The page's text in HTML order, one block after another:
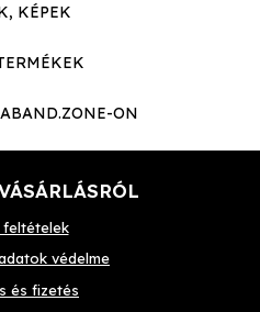
KÉPEK
ON
feltételek
védelme
és fizetés